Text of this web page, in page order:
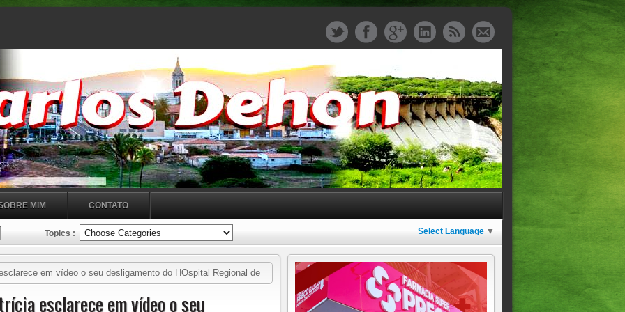
MIM CONTATO
Topics : Select Language ▼
em vídeo o seu desligamento do HOspital Regional de
vem a tona e deve processar a direção do hospital.
esclarece em vídeo o seu